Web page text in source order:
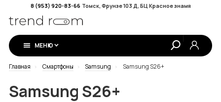
8 (953) 920-83-66 Томск, Фрунзе 103 Д, БЦ Красное знамя
МЕНЮ
Главная Смартфоны Samsung Samsung S26+
Samsung S26+